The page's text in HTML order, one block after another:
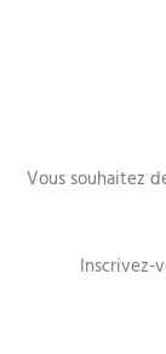
Vous souhaitez
Inscrivez-